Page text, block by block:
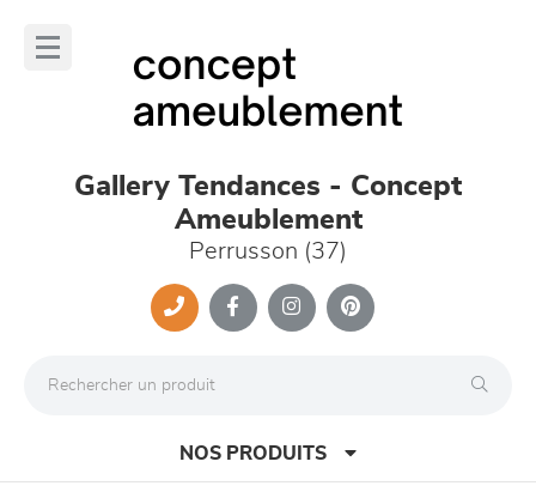
Gallery Tendances - Concept
Ameublement
Perrusson (37)
NOS PRODUITS